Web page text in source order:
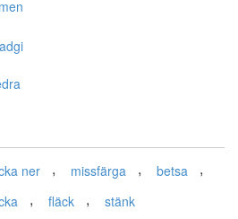
ner , missfärga , betsa ,
, fläck , stänk